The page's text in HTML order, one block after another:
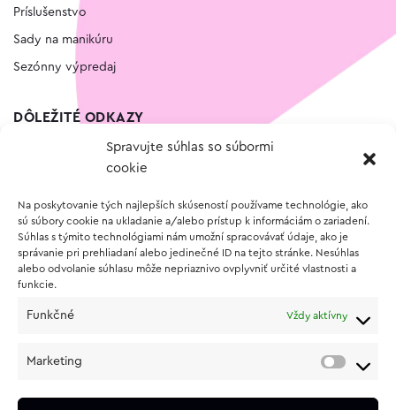
Spravujte súhlas so súbormi
cookie
Na poskytovanie tých najlepších skúseností používame technológie, ako
sú súbory cookie na ukladanie a/alebo prístup k informáciám o zariadení.
Súhlas s týmito technológiami nám umožní spracovávať údaje, ako je
správanie pri prehliadaní alebo jedinečné ID na tejto stránke. Nesúhlas
alebo odvolanie súhlasu môže nepriaznivo ovplyvniť určité vlastnosti a
funkcie.
Funkčné Vždy aktívny
Marketing
Príslušenstvo
Sady na manikúru
Sezónny výpredaj
DÔLEŽITÉ ODKAZY
Vernostný program
O NÁKUPE
Vrátenie a reklamácia tovaru